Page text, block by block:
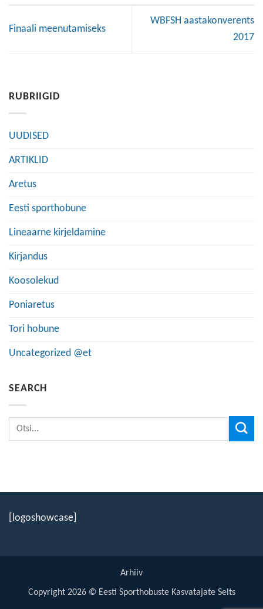
Finaali meenutamiseks
WBFSH aastakonverents
2017
RUBRIIGID
UUDISED
ARTIKLID
Aretus
Eesti sporthobune
Lineaarne kirjeldamine
Kirjandus
Koosolekud
Poniaretus
Tori hobune
Uncategorized @et
SEARCH
[logoshowcase]
Arhiiv
Copyright 2026 © Eesti Sporthobuste Kasvatajate Selts